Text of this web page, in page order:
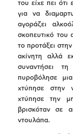
του είχε πει
για να
αγοράζει
σκοπευτικό του
το προτάξει
ακίνητη αλλά
συναντήσει
πυροβόλησε
χτύπησε στην
χτύπησε την
βρισκόταν σε
ντουλάπα.